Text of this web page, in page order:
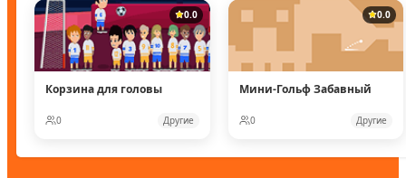
0.0
Корзина для головы
0 Другие
0.0
Мини-Гольф Забавный
0 Другие